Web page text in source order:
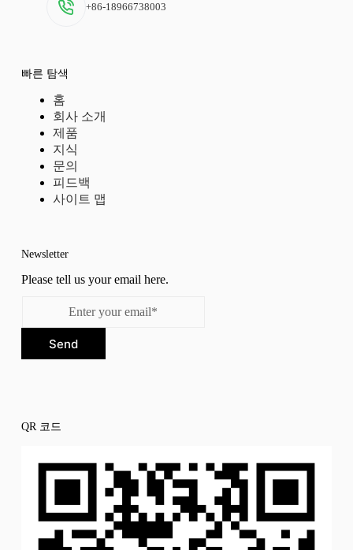
+86-18966738003
빠른 탐색
홈
회사 소개
제품
지식
문의
피드백
사이트 맵
Newsletter
Please tell us your email here.
Send
QR 코드